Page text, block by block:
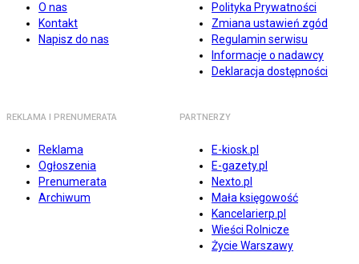
O nas
Kontakt
Napisz do nas
Polityka Prywatności
Zmiana ustawień zgód
Regulamin serwisu
Informacje o nadawcy
Deklaracja dostępności
REKLAMA I PRENUMERATA
Reklama
Ogłoszenia
Prenumerata
Archiwum
PARTNERZY
E-kiosk.pl
E-gazety.pl
Nexto.pl
Mała księgowość
Kancelarierp.pl
Wieści Rolnicze
Życie Warszawy